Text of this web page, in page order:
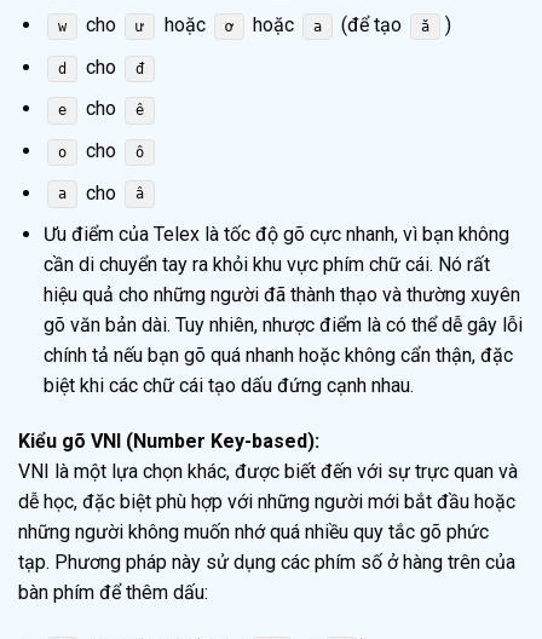
w cho ư hoặc ơ hoặc a (để tạo ă )
d cho đ
e cho ê
o cho ô
a cho â
Ưu điểm của Telex là tốc độ gõ cực nhanh, vì bạn không
cần di chuyển tay ra khỏi khu vực phím chữ cái. Nó rất
hiệu quả cho những người đã thành thạo và thường xuyên
gõ văn bản dài. Tuy nhiên, nhược điểm là có thể dễ gây lỗi
chính tả nếu bạn gõ quá nhanh hoặc không cẩn thận, đặc
biệt khi các chữ cái tạo dấu đứng cạnh nhau.
Kiểu gõ VNI (Number Key-based):
VNI là một lựa chọn khác, được biết đến với sự trực quan và
dễ học, đặc biệt phù hợp với những người mới bắt đầu hoặc
những người không muốn nhớ quá nhiều quy tắc gõ phức
tạp. Phương pháp này sử dụng các phím số ở hàng trên của
bàn phím để thêm dấu: